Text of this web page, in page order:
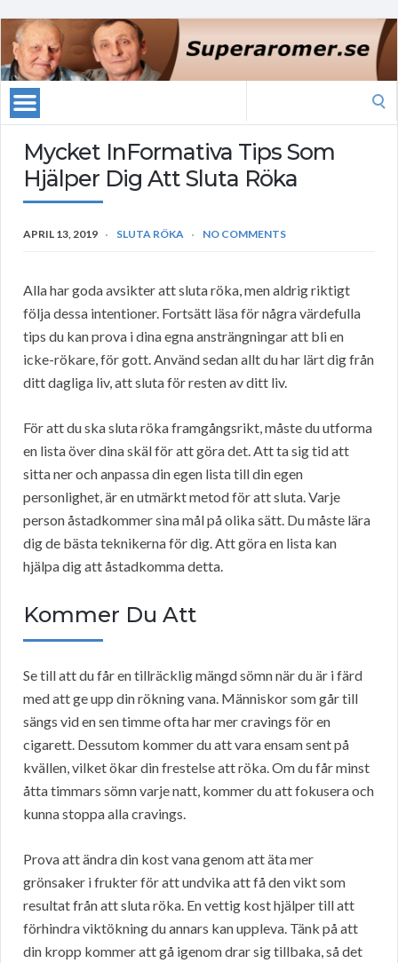
Mycket InFormativa Tips Som
Hjälper Dig Att Sluta Röka
APRIL 13, 2019 SLUTA RÖKA NO COMMENTS
Alla har goda avsikter att sluta röka, men aldrig riktigt
följa dessa intentioner. Fortsätt läsa för några värdefulla
tips du kan prova i dina egna ansträngningar att bli en
icke-rökare, för gott. Använd sedan allt du har lärt dig från
ditt dagliga liv, att sluta för resten av ditt liv.
För att du ska sluta röka framgångsrikt, måste du utforma
en lista över dina skäl för att göra det. Att ta sig tid att
sitta ner och anpassa din egen lista till din egen
personlighet, är en utmärkt metod för att sluta. Varje
person åstadkommer sina mål på olika sätt. Du måste lära
dig de bästa teknikerna för dig. Att göra en lista kan
hjälpa dig att åstadkomma detta.
Kommer Du Att
Se till att du får en tillräcklig mängd sömn när du är i färd
med att ge upp din rökning vana. Människor som går till
sängs vid en sen timme ofta har mer cravings för en
cigarett. Dessutom kommer du att vara ensam sent på
kvällen, vilket ökar din frestelse att röka. Om du får minst
åtta timmars sömn varje natt, kommer du att fokusera och
kunna stoppa alla cravings.
Prova att ändra din kost vana genom att äta mer
grönsaker i frukter för att undvika att få den vikt som
resultat från att sluta röka. En vettig kost hjälper till att
förhindra viktökning du annars kan uppleva. Tänk på att
din kropp kommer att gå igenom drar sig tillbaka, så det